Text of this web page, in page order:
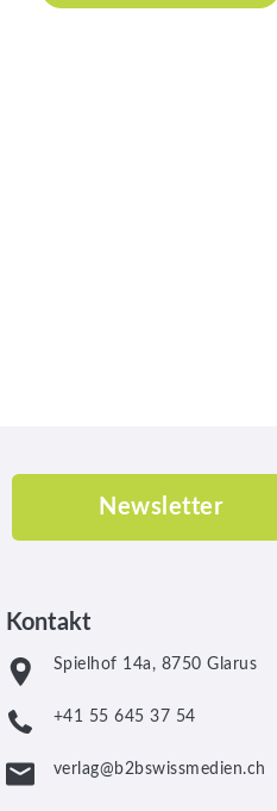
Newsletter
Kontakt
Spielhof 14a, 8750 Glarus
+41 55 645 37 54
verlag@b2bswissmedien.ch